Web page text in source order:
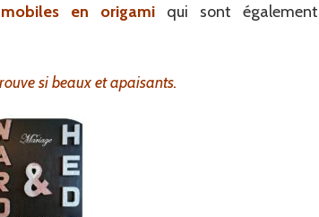
en origami
qui sont également
si beaux et apaisants.